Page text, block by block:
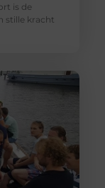
is de
stille kracht